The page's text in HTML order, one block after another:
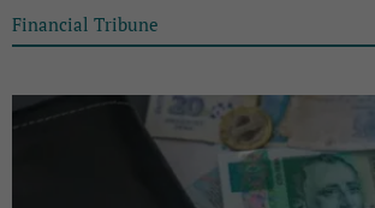
Financial Tribune